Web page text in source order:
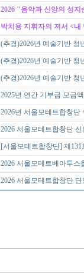
2026 "음악과 신앙의 성
박치용 지휘자의 저서 <
(추경)2026년 예술기반 청
(추경)2026년 예술기반
(추경)2026년 예술기반 청
2025년 연간 기부금 모금
2026년 서울모테트합창
2026 서울모테트합창단
[서울모테트합창단] 제
2026 서울모테트베아투스
2026 서울모테트합창단